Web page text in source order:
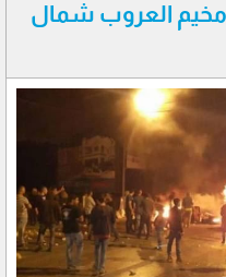
مخيم العروب شمال